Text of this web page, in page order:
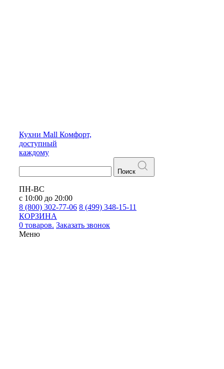
Кухни Mall Комфорт,
доступный
каждому
Поиск
ПН-ВС
с 10:00 до 20:00
8 (800) 302-77-06 8 (499) 348-15-11
КОРЗИНА
0 товаров. Заказать звонок
Меню